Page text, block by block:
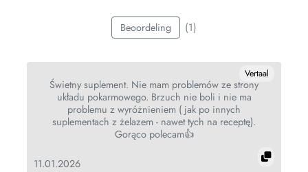
Beoordeling (1)
Vertaal
Świetny suplement. Nie mam problemów ze strony
układu pokarmowego. Brzuch nie boli i nie ma
problemu z wyróżnieniem ( jak po innych
suplementach z żelazem - nawet tych na receptę).
Gorąco polecam👍
11.01.2026